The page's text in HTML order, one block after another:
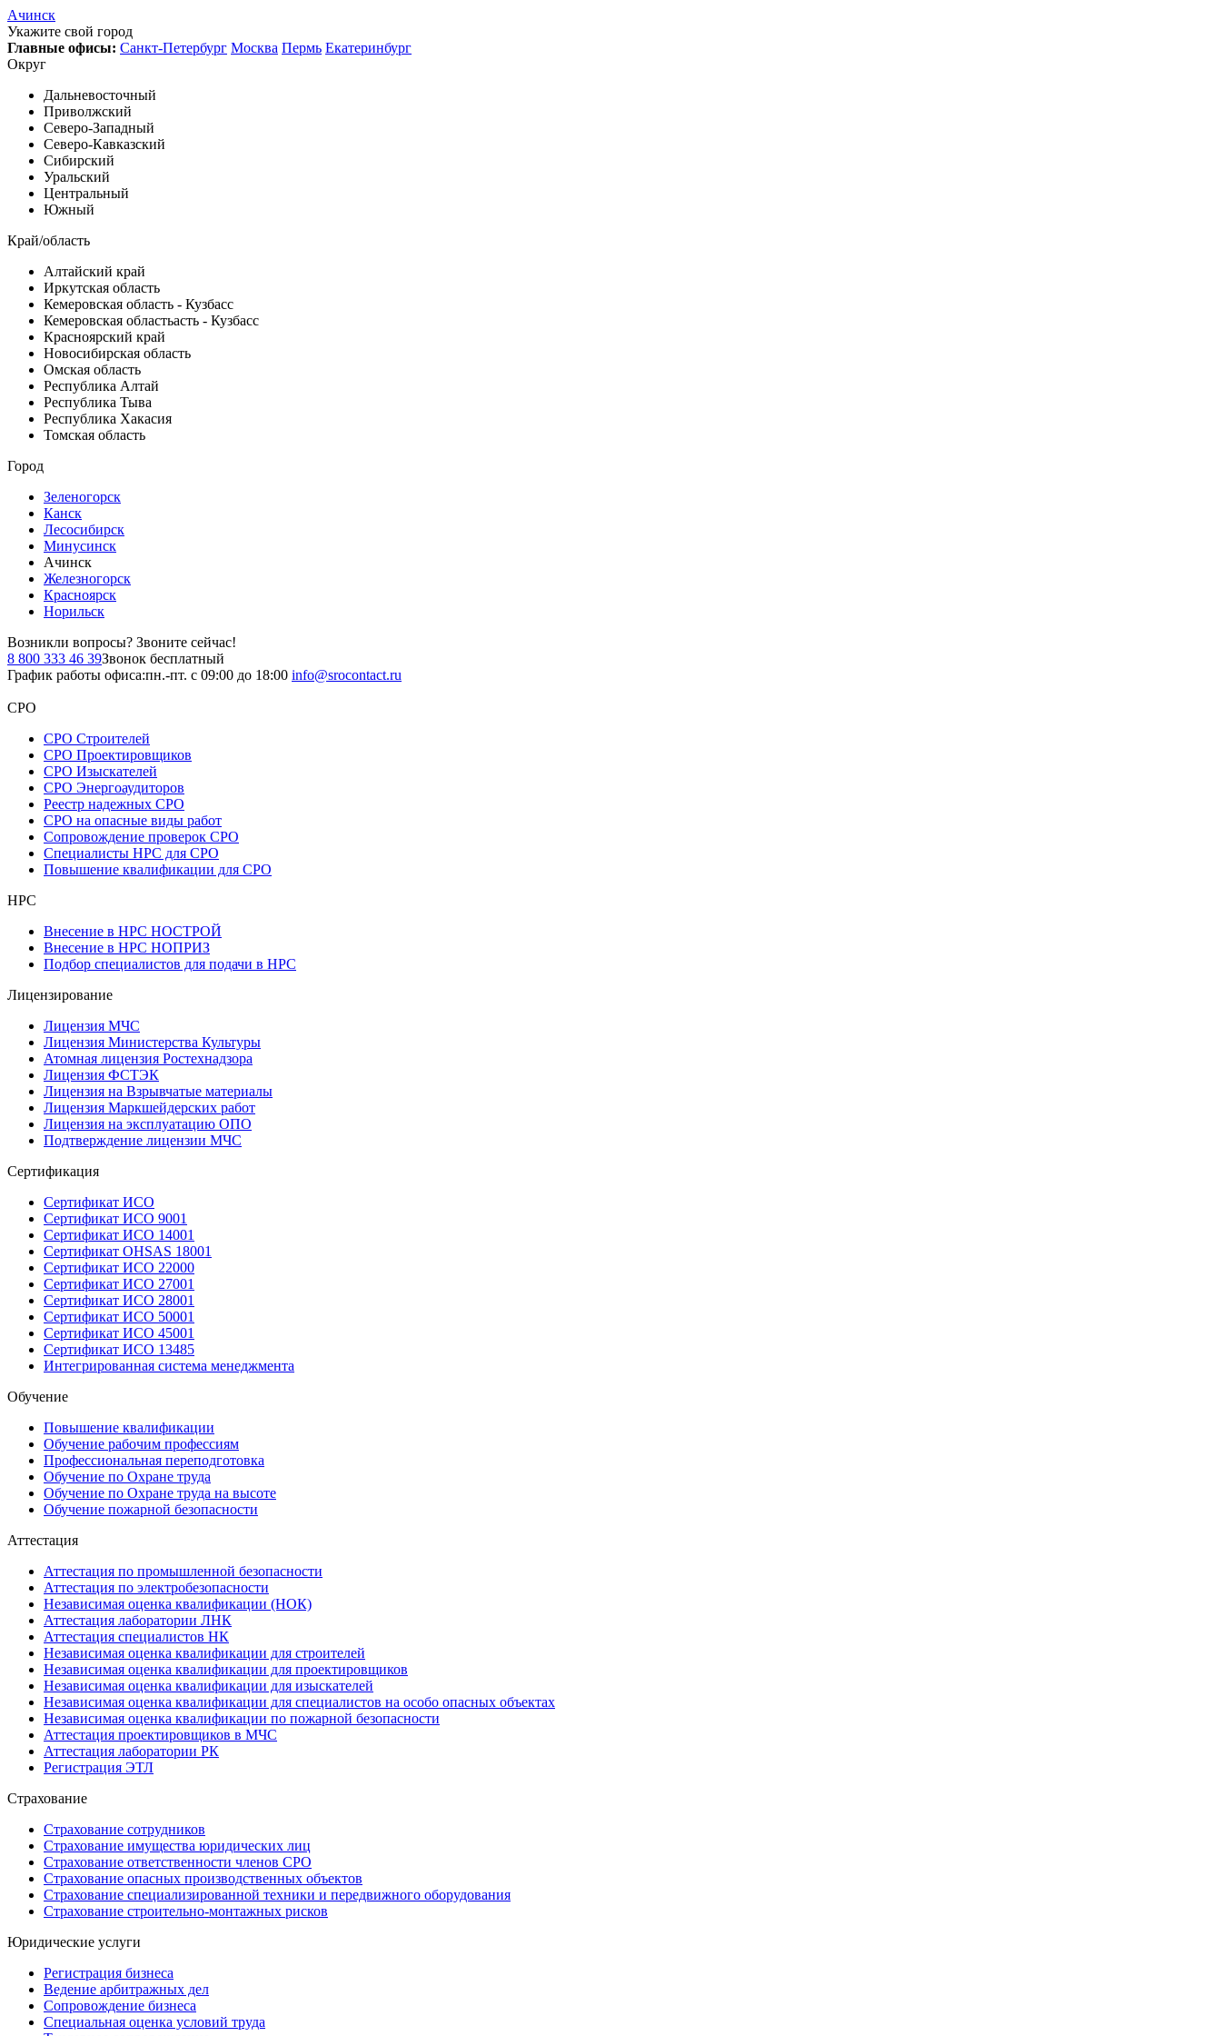
Ачинск
Укажите свой город
Главные офисы: Санкт-Петербург Москва Пермь Екатеринбург
Округ
Дальневосточный
Приволжский
Северо-Западный
Северо-Кавказский
Сибирский
Уральский
Центральный
Южный
Край/область
Алтайский край
Иркутская область
Кемеровская область - Кузбасс
Кемеровская областьасть - Кузбасс
Красноярский край
Новосибирская область
Омская область
Республика Алтай
Республика Тыва
Республика Хакасия
Томская область
Город
Зеленогорск
Канск
Лесосибирск
Минусинск
Ачинск
Железногорск
Красноярск
Норильск
Возникли вопросы? Звоните сейчас!
8 800 333 46 39Звонок бесплатный
График работы офиса:пн.-пт. с 09:00 до 18:00 info@srocontact.ru
СРО
СРО Строителей
СРО Проектировщиков
СРО Изыскателей
СРО Энергоаудиторов
Реестр надежных СРО
СРО на опасные виды работ
Сопровождение проверок СРО
Специалисты НРС для СРО
Повышение квалификации для СРО
НРС
Внесение в НРС НОСТРОЙ
Внесение в НРС НОПРИЗ
Подбор специалистов для подачи в НРС
Лицензирование
Лицензия МЧС
Лицензия Министерства Культуры
Атомная лицензия Ростехнадзора
Лицензия ФСТЭК
Лицензия на Взрывчатые материалы
Лицензия Маркшейдерских работ
Лицензия на эксплуатацию ОПО
Подтверждение лицензии МЧС
Сертификация
Сертификат ИСО
Сертификат ИСО 9001
Сертификат ИСО 14001
Сертификат OHSAS 18001
Сертификат ИСО 22000
Сертификат ИСО 27001
Сертификат ИСО 28001
Сертификат ИСО 50001
Сертификат ИСО 45001
Сертификат ИСО 13485
Интегрированная система менеджмента
Обучение
Повышение квалификации
Обучение рабочим профессиям
Профессиональная переподготовка
Обучение по Охране труда
Обучение по Охране труда на высоте
Обучение пожарной безопасности
Аттестация
Аттестация по промышленной безопасности
Аттестация по электробезопасности
Независимая оценка квалификации (НОК)
Аттестация лаборатории ЛНК
Аттестация специалистов НК
Независимая оценка квалификации для строителей
Независимая оценка квалификации для проектировщиков
Независимая оценка квалификации для изыскателей
Независимая оценка квалификации для специалистов на особо опасных объектах
Независимая оценка квалификации по пожарной безопасности
Аттестация проектировщиков в МЧС
Аттестация лаборатории РК
Регистрация ЭТЛ
Страхование
Страхование сотрудников
Страхование имущества юридических лиц
Страхование ответственности членов СРО
Страхование опасных производственных объектов
Страхование специализированной техники и передвижного оборудования
Страхование строительно-монтажных рисков
Юридические услуги
Регистрация бизнеса
Ведение арбитражных дел
Сопровождение бизнеса
Специальная оценка условий труда